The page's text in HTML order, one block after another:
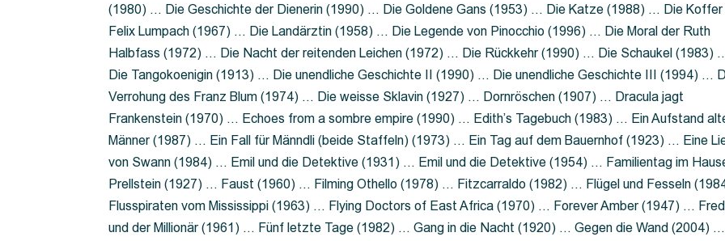
(1980) … Die Geschichte der Dienerin (1990) … Die Goldene Gans (1953) … Die Katze (1988) … Die Koffer
Felix Lumpach (1967) … Die Landärztin (1958) … Die Legende von Pinocchio (1996) … Die Moral der Ruth
Halbfass (1972) … Die Nacht der reitenden Leichen (1972) … Die Rückkehr (1990) … Die Schaukel (1983)
Die Tangokoenigin (1913) … Die unendliche Geschichte II (1990) … Die unendliche Geschichte III (1994) …
Verrohung des Franz Blum (1974) … Die weisse Sklavin (1927) … Dornröschen (1907) … Dracula jagt
Frankenstein (1970) … Echoes from a sombre empire (1990) … Edith’s Tagebuch (1983) … Ein Aufstand
Männer (1987) … Ein Fall für Männdli (beide Staffeln) (1973) … Ein Tag auf dem Bauernhof (1923) … Eine
von Swann (1984) … Emil und die Detektive (1931) … Emil und die Detektive (1954) … Familientag im
Prellstein (1927) … Faust (1960) … Filming Othello (1978) … Fitzcarraldo (1982) … Flügel und Fesseln
Flusspiraten vom Mississippi (1963) … Flying Doctors of East Africa (1970) … Forever Amber (1947) …
und der Millionär (1961) … Fünf letzte Tage (1982) … Gang in die Nacht (1920) … Gegen die Wand (2004) …